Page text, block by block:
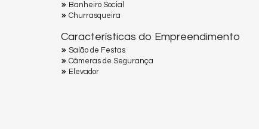
Banheiro Social
Churrasqueira
Características do Empreendimento
Salão de Festas
Câmeras de Segurança
Elevador